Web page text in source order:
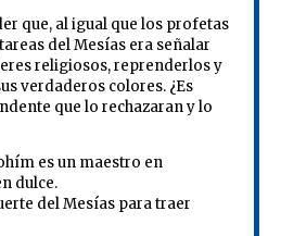
que, al igual que los profetas
del Mesías era señalar
religiosos, reprenderlos y
verdaderos colores. ¿Es
que lo rechazaran y lo
es un maestro en
dulce.
del Mesías para traer